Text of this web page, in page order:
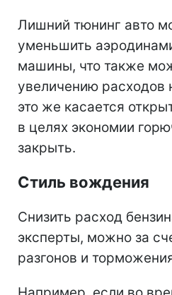
Лишний тюнинг авто
уменьшить
машины, что также
увеличению расходов
это же касается
в целях экономии
закрыть.
Стиль вождения
Снизить расход
эксперты, можно за
разгонов и